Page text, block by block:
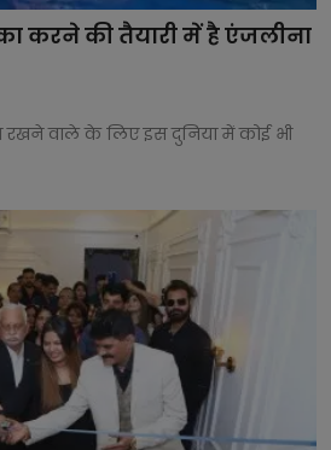
करने की तैयारी में है एंजलीना
वाले के लिए इस दुनिया में कोई भी